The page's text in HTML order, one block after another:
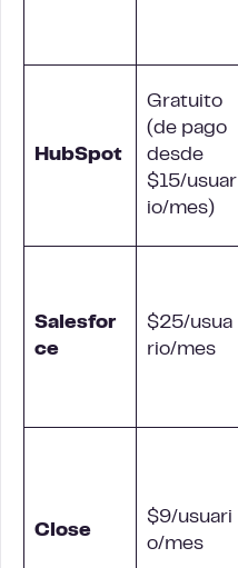
HubSpot
Gratuito
(de pago
desde
$15/usuar
io/mes)
Salesfor
ce
$25/usua
rio/mes
Close
$9/usuari
o/mes